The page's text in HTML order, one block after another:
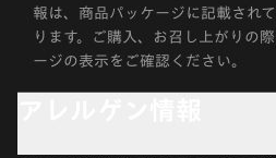
報は、商品パッケージに記載され
ります。ご購入、お召し上がりの
ージの表示をご確認ください。